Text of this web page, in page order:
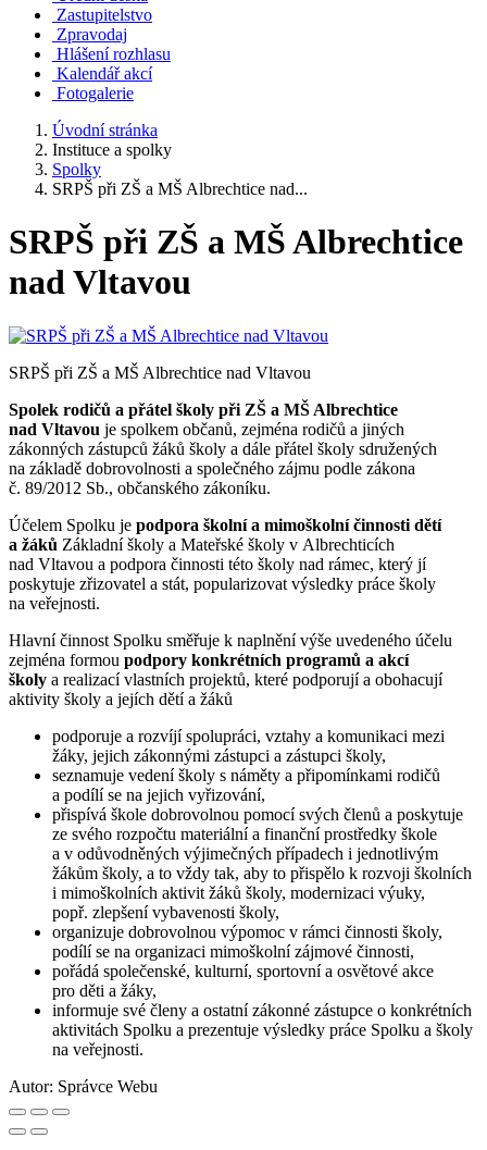
Zastupitelstvo
Zpravodaj
Hlášení rozhlasu
Kalendář akcí
Fotogalerie
Úvodní stránka
Instituce a spolky
Spolky
SRPŠ při ZŠ a MŠ Albrechtice nad...
SRPŠ při ZŠ a MŠ Albrechtice
nad Vltavou
SRPŠ při ZŠ a MŠ Albrechtice nad Vltavou
Spolek rodičů a přátel školy při ZŠ a MŠ Albrechtice
nad Vltavou je spolkem občanů, zejména rodičů a jiných
zákonných zástupců žáků školy a dále přátel školy sdružených
na základě dobrovolnosti a společného zájmu podle zákona
č. 89/2012 Sb., občanského zákoníku.
Účelem Spolku je podpora školní a mimoškolní činnosti dětí
a žáků Základní školy a Mateřské školy v Albrechticích
nad Vltavou a podpora činnosti této školy nad rámec, který jí
poskytuje zřizovatel a stát, popularizovat výsledky práce školy
na veřejnosti.
Hlavní činnost Spolku směřuje k naplnění výše uvedeného účelu
zejména formou podpory konkrétních programů a akcí
školy a realizací vlastních projektů, které podporují a obohacují
aktivity školy a jejích dětí a žáků
podporuje a rozvíjí spolupráci, vztahy a komunikaci mezi
žáky, jejich zákonnými zástupci a zástupci školy,
seznamuje vedení školy s náměty a připomínkami rodičů
a podílí se na jejich vyřizování,
přispívá škole dobrovolnou pomocí svých členů a poskytuje
ze svého rozpočtu materiální a finanční prostředky škole
a v odůvodněných výjimečných případech i jednotlivým
žákům školy, a to vždy tak, aby to přispělo k rozvoji školních
i mimoškolních aktivit žáků školy, modernizaci výuky,
popř. zlepšení vybavenosti školy,
organizuje dobrovolnou výpomoc v rámci činnosti školy,
podílí se na organizaci mimoškolní zájmové činnosti,
pořádá společenské, kulturní, sportovní a osvětové akce
pro děti a žáky,
informuje své členy a ostatní zákonné zástupce o konkrétních
aktivitách Spolku a prezentuje výsledky práce Spolku a školy
na veřejnosti.
Autor: Správce Webu